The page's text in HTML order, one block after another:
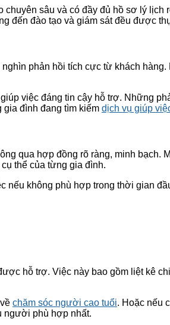
sâu và có đầy đủ hồ sơ lý lịch
đến đào tạo và giám sát đều được
phản hồi tích cực từ khách
việc đáng tin cậy hỗ trợ. Những
đình đang tìm kiếm dịch vụ giúp
qua hợp đồng rõ ràng, minh bạch.
thể của từng gia đình.
nếu không phù hợp trong thời gian
hỗ trợ. Việc này bao gồm liệt kê
chăm sóc người cao tuổi. Hoặc nếu
người phù hợp nhất.